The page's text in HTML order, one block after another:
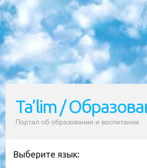
Ta’lim /
Портал об образовании и воспитании
Выберите язык: